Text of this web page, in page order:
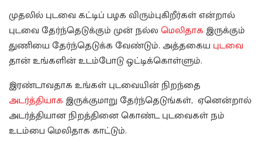
முதலில் புடவை கட்டிப் பழக விரும்புகிறீர்கள் என்றால்
புடவை தேர்ந்தெடுக்கும் முன் நல்லமெலிதாகஇருக்கும்
துணியை தேர்ந்தெடுக்க வேண்டும். அத்தகைய புடவை
தான் உங்களின் உடம்போடு ஒட்டிக்கொள்ளும்.
இரண்டாவதாக உங்கள் புடவையின் நிறந்தை
அடர்த்தியாகஇருக்குமாறு தேர்ந்தெடுங்கள், ஏனென்றால்
அடர்த்தியான நிறத்தினை கொண்ட புடவைகள் நம்
உடம்பை மெலிதாக காட்டும்.